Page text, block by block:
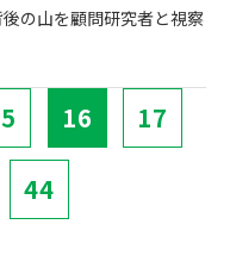
の山を顧問研究者と視察
16 17
44